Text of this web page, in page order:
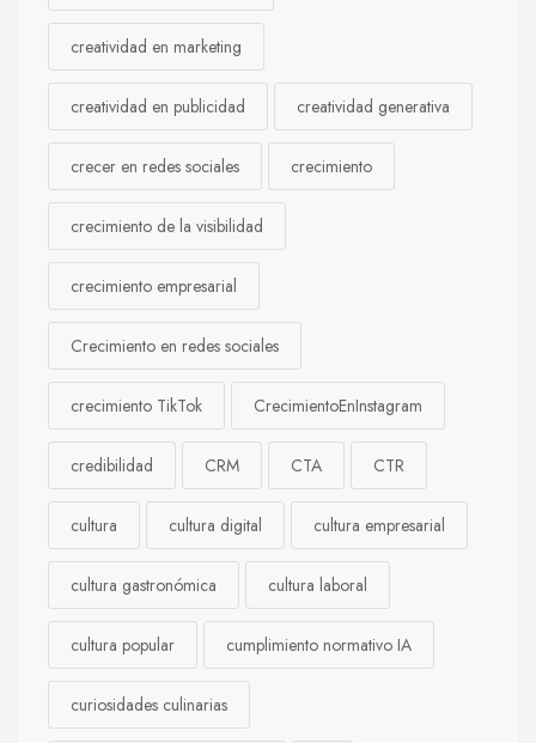
creatividad en marketing
creatividad en publicidad creatividad generativa
crecer en redes sociales crecimiento
crecimiento de la visibilidad
crecimiento empresarial
Crecimiento en redes sociales
crecimiento TikTok CrecimientoEnInstagram
credibilidad CRM CTA CTR
cultura cultura digital cultura empresarial
cultura gastronómica cultura laboral
cultura popular cumplimiento normativo IA
curiosidades culinarias